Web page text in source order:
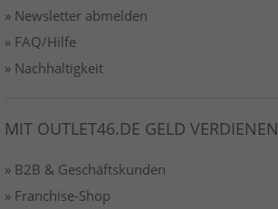
» Newsletter abmelden
» FAQ/Hilfe
» Nachhaltigkeit
MIT OUTLET46.DE GELD VERDIENEN
» B2B & Geschäftskunden
» Franchise-Shop